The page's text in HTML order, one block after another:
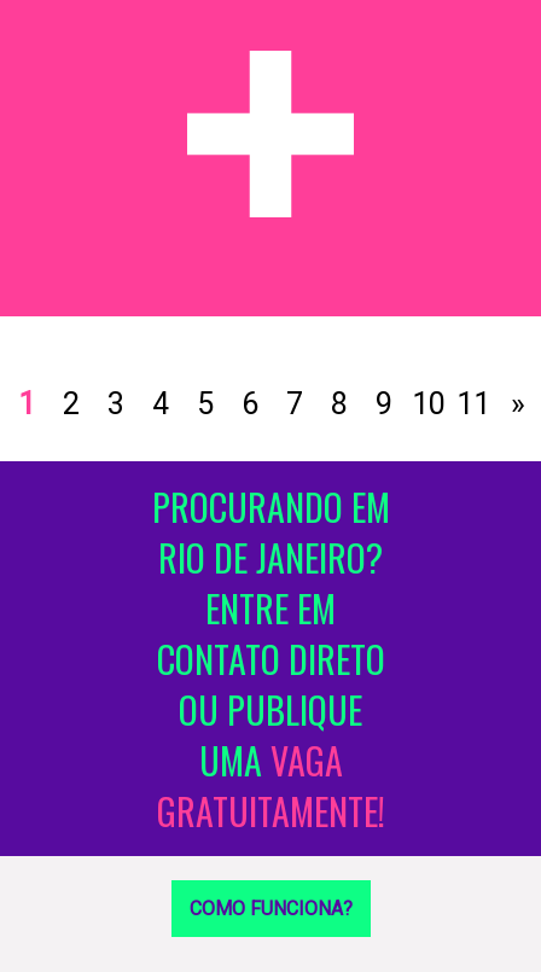
1 2 3 4 5 6 7 8 9 10 11 »
PROCURANDO EM
RIO DE JANEIRO?
ENTRE EM
CONTATO DIRETO
OU PUBLIQUE
UMAVAGA
GRATUITAMENTE!
COMO FUNCIONA?